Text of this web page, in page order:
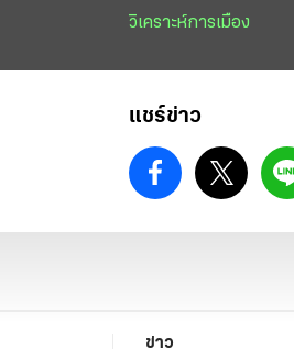
วิเคราะห์การเมือง
แชร์ข่าว
ข่าว